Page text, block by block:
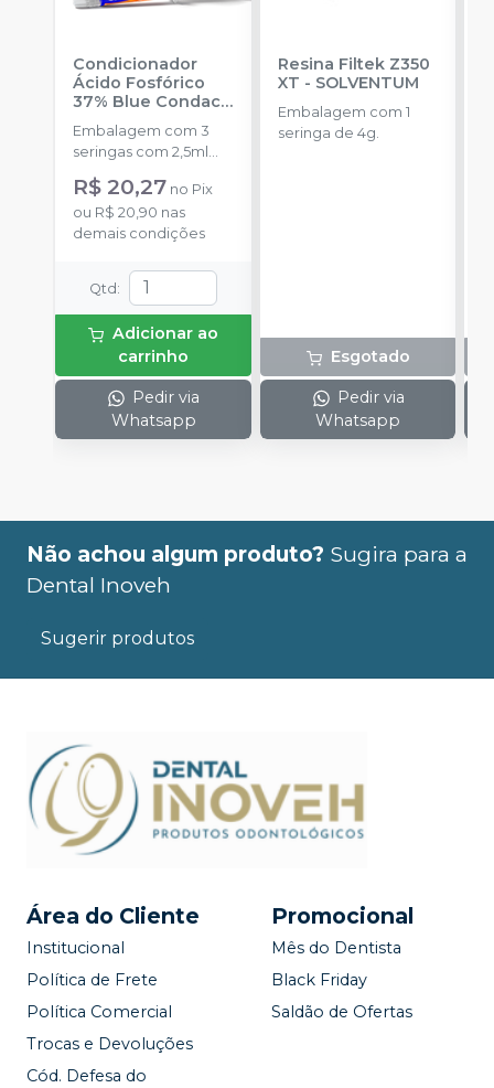
Condicionador
Ácido Fosfórico
37% Blue Condac-
FGM
Embalagem com 3
seringas com 2,5ml
cada uma e 3
ponteiras para
aplicação.
R$ 20,27 no Pix
ou R$ 20,90 nas
demais condições
Qtd :
Adicionar ao
carrinho
Pedir via
Whatsapp
Resina Filtek Z350
XT - SOLVENTUM
Embalagem com 1
seringa de 4g.
Esgotado
Pedir via
Whatsapp
Não achou algum produto? Sugira para a
Dental Inoveh
Sugerir produtos
Área do Cliente
Institucional
Política de Frete
Política Comercial
Trocas e Devoluções
Cód. Defesa do
Promocional
Mês do Dentista
Black Friday
Saldão de Ofertas